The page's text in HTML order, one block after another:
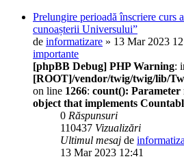
Prelungire perioadă înscriere curs
cunoașterii Universului”
de informatizare » 13 Mar 2023
importante
[phpBB Debug] PHP Warning:
[ROOT]/vendor/twig/twig/lib/
on line 1266: count():
object that implements
0 Răspunsuri
110437 Vizualizări
Ultimul mesaj de
13 Mar 2023 12:41